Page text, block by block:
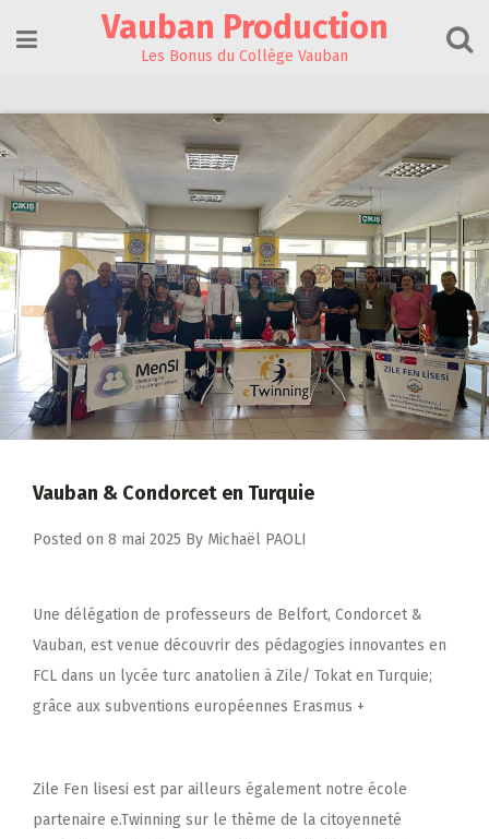
content
Vauban Production
Les Bonus du Collège Vauban
Vauban & Condorcet en Turquie
Posted on 8 mai 2025 By Michaël PAOLI
Une délégation de professeurs de Belfort, Condorcet &
Vauban, est venue découvrir des pédagogies innovantes en
FCL dans un lycée turc anatolien à Zile/ Tokat en Turquie;
grâce aux subventions européennes Erasmus +
Zile Fen lisesi est par ailleurs également notre école
partenaire e.Twinning sur le thème de la citoyenneté